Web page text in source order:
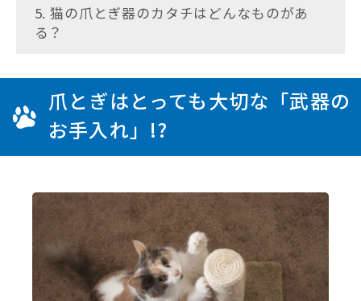
5. 猫の爪とぎ器のカタチはどんなものがあ
る？
爪とぎはとっても大切な「武器の
お手入れ」!?